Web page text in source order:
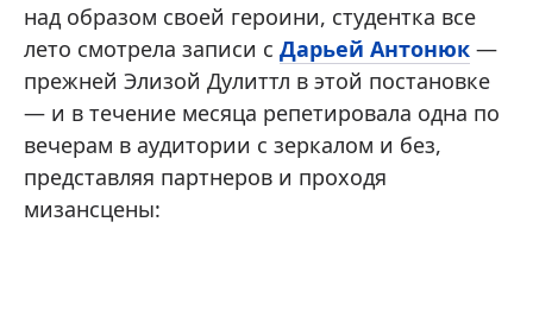
над образом своей героини, студентка все
лето смотрела записи с Дарьей Антонюк —
прежней Элизой Дулиттл в этой постановке
— и в течение месяца репетировала одна по
вечерам в аудитории с зеркалом и без,
представляя партнеров и проходя
мизансцены: